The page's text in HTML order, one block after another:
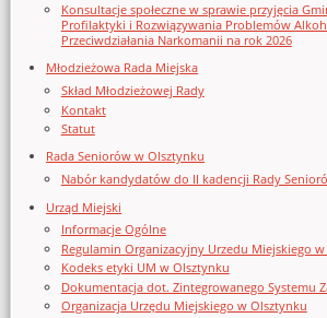
Konsultacje społeczne w sprawie przyjęcia
Profilaktyki i Rozwiązywania Problemów
Przeciwdziałania Narkomanii na rok 2026
Młodzieżowa Rada Miejska
Skład Młodzieżowej Rady
Kontakt
Statut
Rada Seniorów w Olsztynku
Nabór kandydatów do II kadencji Rady
Urząd Miejski
Informacje Ogólne
Regulamin Organizacyjny Urzedu Miejskiego
Kodeks etyki UM w Olsztynku
Dokumentacja dot. Zintegrowanego Systemu
Organizacja Urzędu Miejskiego w Olsztynku